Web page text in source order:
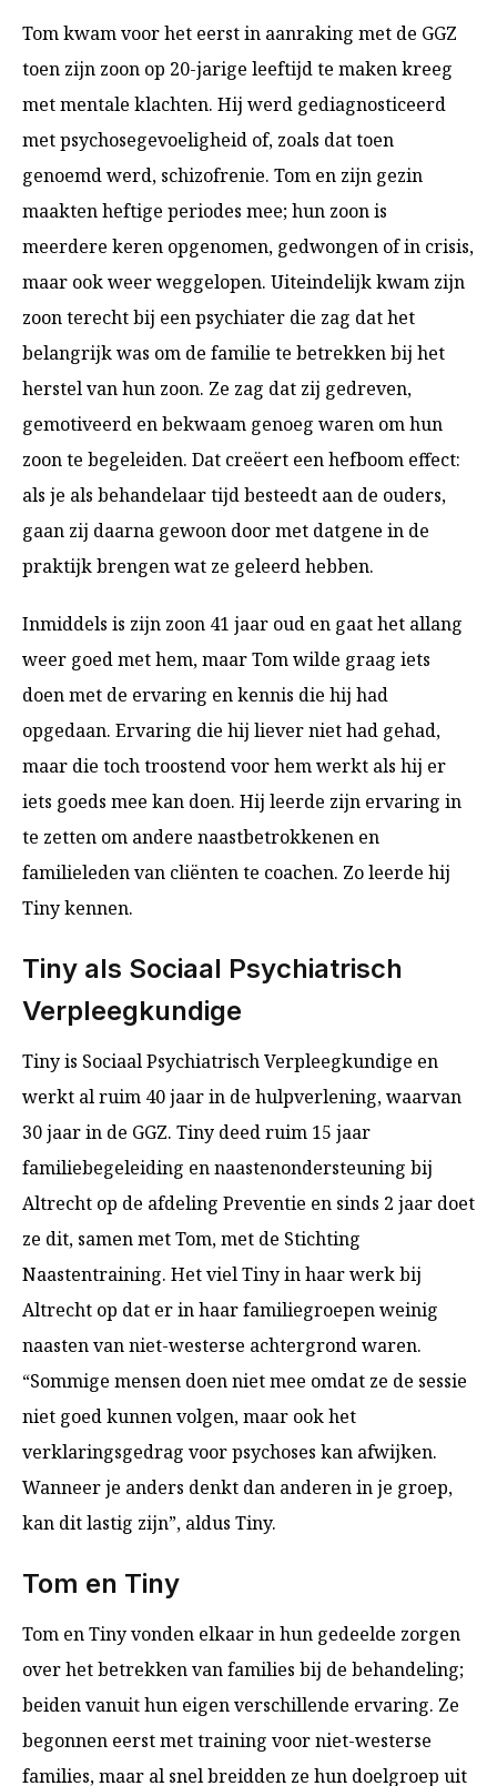
Tom kwam voor het eerst in aanraking met de GGZ
toen zijn zoon op 20-jarige leeftijd te maken kreeg
met mentale klachten. Hij werd gediagnosticeerd
met psychosegevoeligheid of, zoals dat toen
genoemd werd, schizofrenie. Tom en zijn gezin
maakten heftige periodes mee; hun zoon is
meerdere keren opgenomen, gedwongen of in crisis,
maar ook weer weggelopen. Uiteindelijk kwam zijn
zoon terecht bij een psychiater die zag dat het
belangrijk was om de familie te betrekken bij het
herstel van hun zoon. Ze zag dat zij gedreven,
gemotiveerd en bekwaam genoeg waren om hun
zoon te begeleiden. Dat creëert een hefboom effect:
als je als behandelaar tijd besteedt aan de ouders,
gaan zij daarna gewoon door met datgene in de
praktijk brengen wat ze geleerd hebben.
Inmiddels is zijn zoon 41 jaar oud en gaat het allang
weer goed met hem, maar Tom wilde graag iets
doen met de ervaring en kennis die hij had
opgedaan. Ervaring die hij liever niet had gehad,
maar die toch troostend voor hem werkt als hij er
iets goeds mee kan doen. Hij leerde zijn ervaring in
te zetten om andere naastbetrokkenen en
familieleden van cliënten te coachen. Zo leerde hij
Tiny kennen.
Tiny als Sociaal Psychiatrisch
Verpleegkundige
Tiny is Sociaal Psychiatrisch Verpleegkundige en
werkt al ruim 40 jaar in de hulpverlening, waarvan
30 jaar in de GGZ. Tiny deed ruim 15 jaar
familiebegeleiding en naastenondersteuning bij
Altrecht op de afdeling Preventie en sinds 2 jaar doet
ze dit, samen met Tom, met de Stichting
Naastentraining. Het viel Tiny in haar werk bij
Altrecht op dat er in haar familiegroepen weinig
naasten van niet-westerse achtergrond waren.
“Sommige mensen doen niet mee omdat ze de sessie
niet goed kunnen volgen, maar ook het
verklaringsgedrag voor psychoses kan afwijken.
Wanneer je anders denkt dan anderen in je groep,
kan dit lastig zijn”, aldus Tiny.
Tom en Tiny
Tom en Tiny vonden elkaar in hun gedeelde zorgen
over het betrekken van families bij de behandeling;
beiden vanuit hun eigen verschillende ervaring. Ze
begonnen eerst met training voor niet-westerse
families, maar al snel breidden ze hun doelgroep uit